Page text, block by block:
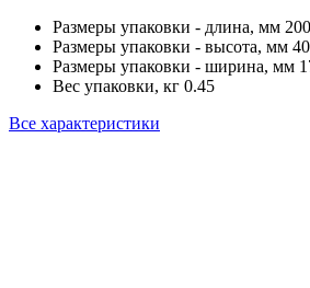
Размеры упаковки - длина, мм 200
Размеры упаковки - высота, мм
Размеры упаковки - ширина, мм
Вес упаковки, кг 0.45
Все характеристики